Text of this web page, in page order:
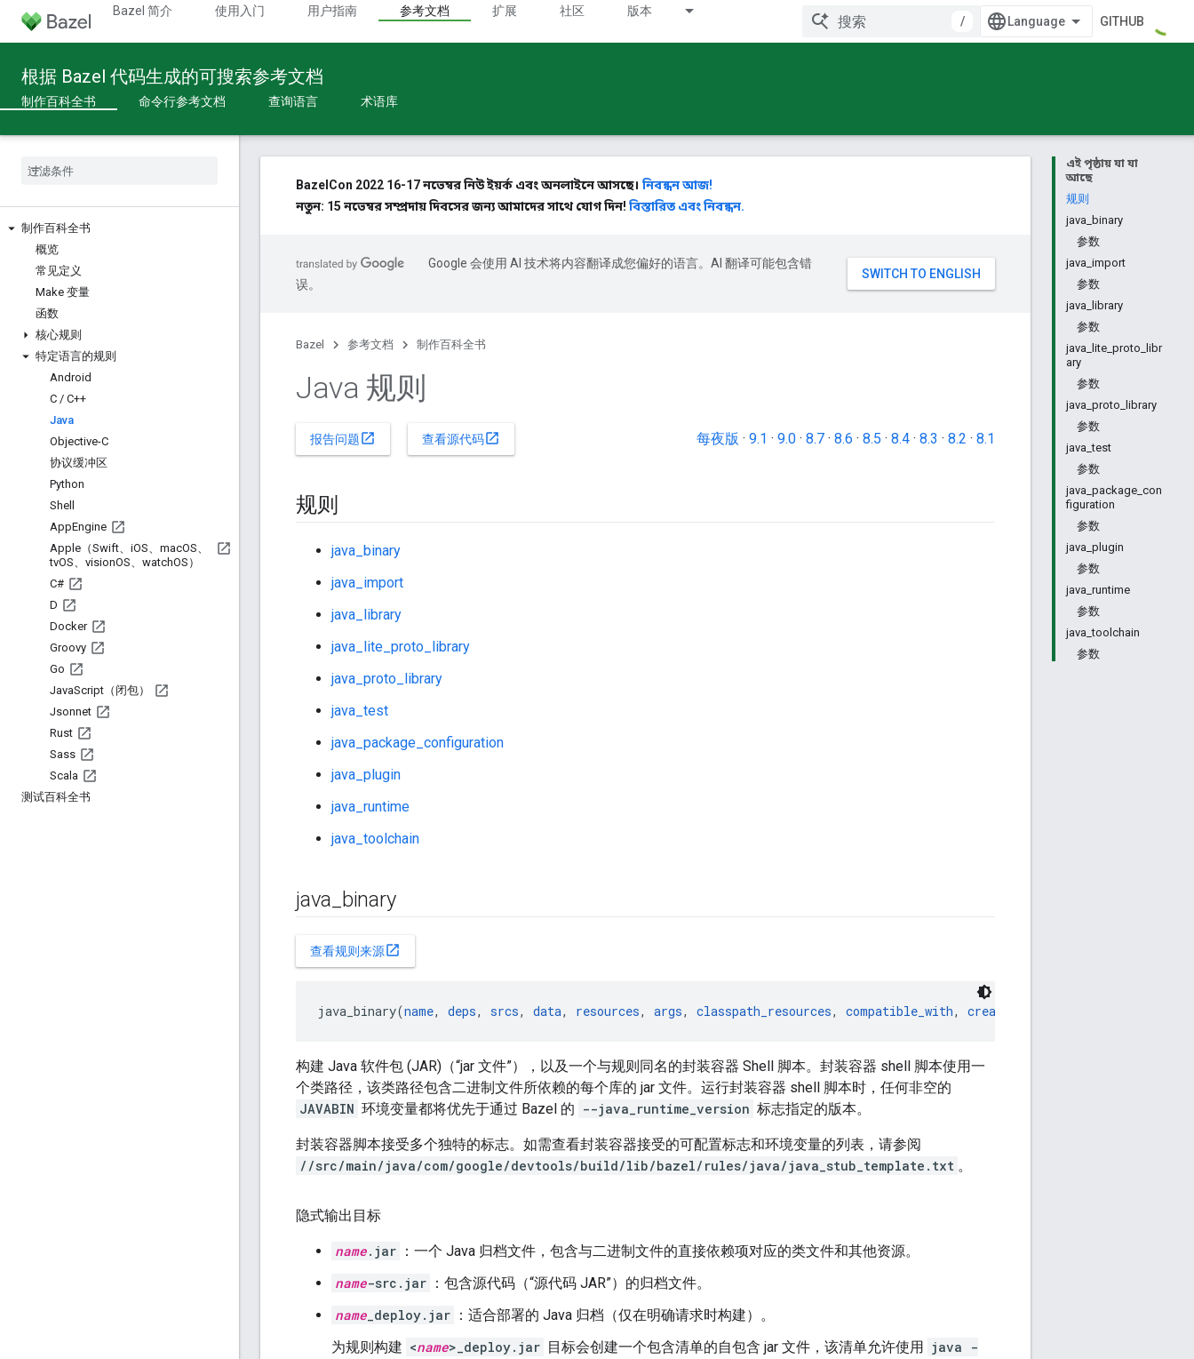
Bazel 简介 使用入门 用户指南 参考文档 扩展 社区 版本
/ GITHUB
根据 Bazel 代码生成的可搜索参考文档
制作百科全书 命令行参考文档 查询语言 术语库
制作百科全书
概览
常见定义
Make 变量
函数
核心规则
特定语言的规则
Android
C / C++
Java
Objective-C
协议缓冲区
Python
Shell
AppEngine
Apple（Swift、iOS、macOS、
tvOS、visionOS、watchOS）
C#
D
Docker
Groovy
Go
JavaScript（闭包）
Jsonnet
Rust
Sass
Scala
测试百科全书
এই পৃষ্ঠায় যা যা
আছে
规则
java_binary
参数
java_import
参数
java_library
参数
java_lite_proto_libr
ary
参数
java_proto_library
参数
java_test
参数
java_package_con
figuration
参数
java_plugin
参数
java_runtime
参数
java_toolchain
参数
BazelCon 2022 16-17 নভেম্বর নিউ ইয়র্ক এবং অনলাইনে আসছে। নিবন্ধন আজ!
নতুন: 15 নভেম্বর সম্প্রদায় দিবসের জন্য আমাদের সাথে যোগ দিন! বিস্তারিত এবং নিবন্ধন.
Google 会使用 AI 技术将内容翻译成您偏好的语言。AI 翻译可能包含错
误。
Bazel 参考文档 制作百科全书
Java 规则
报告问题open_in_new 查看源代码open_in_new 每夜版 · 9.1 · 9.0 · 8.7 · 8.6 · 8.5 · 8.4 · 8.3 · 8.2 · 8.1
规则
java_binary
java_import
java_library
java_lite_proto_library
java_proto_library
java_test
java_package_configuration
java_plugin
java_runtime
java_toolchain
java binary
查看规则来源open_in_new
java_binary(name, deps, srcs, data, resources, args, classpath_resources, compatible_with, create_executable
构建 Java 软件包 (JAR)（“jar 文件”），以及一个与规则同名的封装容器 Shell 脚本。封装容器 shell 脚本使用一
个类路径，该类路径包含二进制文件所依赖的每个库的 jar 文件。运行封装容器 shell 脚本时，任何非空的
JAVABIN 环境变量都将优先于通过 Bazel 的 --java_runtime_version 标志指定的版本。
封装容器脚本接受多个独特的标志。如需查看封装容器接受的可配置标志和环境变量的列表，请参阅
//src/main/java/com/google/devtools/build/lib/bazel/rules/java/java_stub_template.txt 。
隐式输出目标
name.jar ：一个 Java 归档文件，包含与二进制文件的直接依赖项对应的类文件和其他资源。
name-src.jar ：包含源代码（“源代码 JAR”）的归档文件。
name _deploy.jar ：适合部署的 Java 归档（仅在明确请求时构建）。
为规则构建 <name>_deploy.jar 目标会创建一个包含清单的自包含 jar 文件，该清单允许使用 java -